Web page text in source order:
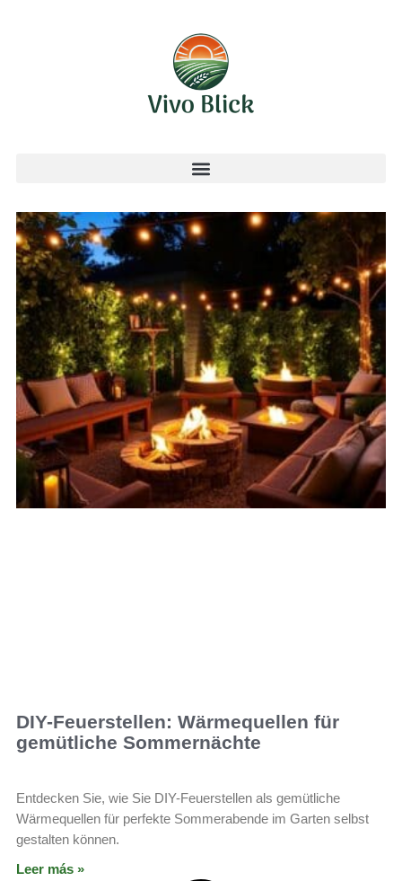
DIY-Feuerstellen: Wärmequellen für
gemütliche Sommernächte
Entdecken Sie, wie Sie DIY-Feuerstellen als gemütliche
Wärmequellen für perfekte Sommerabende im Garten selbst
gestalten können.
Leer más »